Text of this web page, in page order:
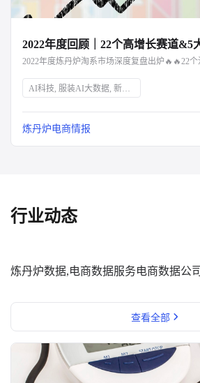
2022年度回顾｜22个高增长赛道&5
AI科技, 服装AI大数据, 新消费品牌, Z世代, 新中产, 银发经济, 宅经济, 户外经济, 情绪消费, 短视频营销, 直播营销, 登山, 垂钓, 露营, 滑雪, 防疫政策, 保健意识, 宠物经济, 国货崛起
炼丹炉电商情报
行业动态
炼丹炉数据,电商数据服务电商数据公司
查看全部